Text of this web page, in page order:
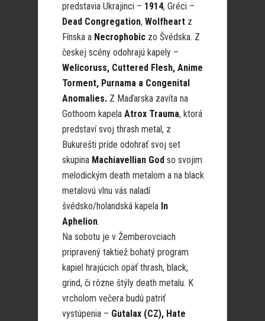
predstavia Ukrajinci – 1914, Gréci –
Dead Congregation, Wolfheart z
Fínska a Necrophobic zo Švédska. Z
českej scény odohrajú kapely –
Welicoruss, Cuttered Flesh, Anime
Torment, Purnama a Congenital
Anomalies. Z Maďarska zavíta na
Gothoom kapela Atrox Trauma, ktorá
predstaví svoj thrash metal, z
Bukurešti príde odohrať svoj set
skupina Machiavellian God so svojim
melodickým death metalom a na black
metalovú vlnu vás naladí
švédsko/holandská kapela In
Aphelion.
Na sobotu je v Žemberovciach
pripravený taktiež bohatý program
kapiel hrajúcich opäť thrash, black,
grind, či rôzne štýly death metalu. K
vrcholom večera budú patriť
vystúpenia – Gutalax (CZ), Hate